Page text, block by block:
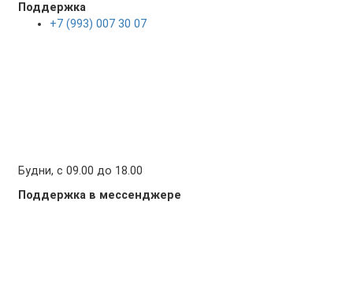
Поддержка
+7 (993) 007 30 07
Будни, с 09.00 до 18.00
Поддержка в мессенджере